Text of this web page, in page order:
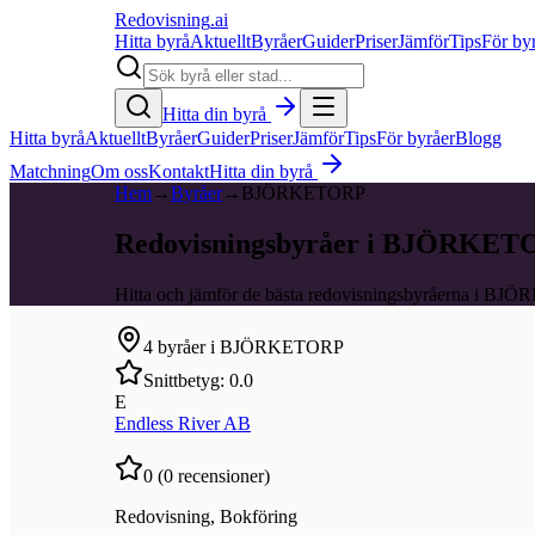
Redovisning.ai
Hitta byråAktuelltByråerGuiderPriserJämförTipsFör
Hitta din byrå
Hitta byråAktuelltByråerGuiderPriserJämförTipsFör byråerBlogg
MatchningOm ossKontaktHitta din byrå
Hem→Byråer→ BJÖRKETORP
Redovisningsbyråer i
Hitta och jämför de bästa redovisningsbyråerna i
4 byråer i BJÖRKETORP
Snittbetyg: 0.0
E
Endless River AB
0 (0 recensioner)
Redovisning, Bokföring